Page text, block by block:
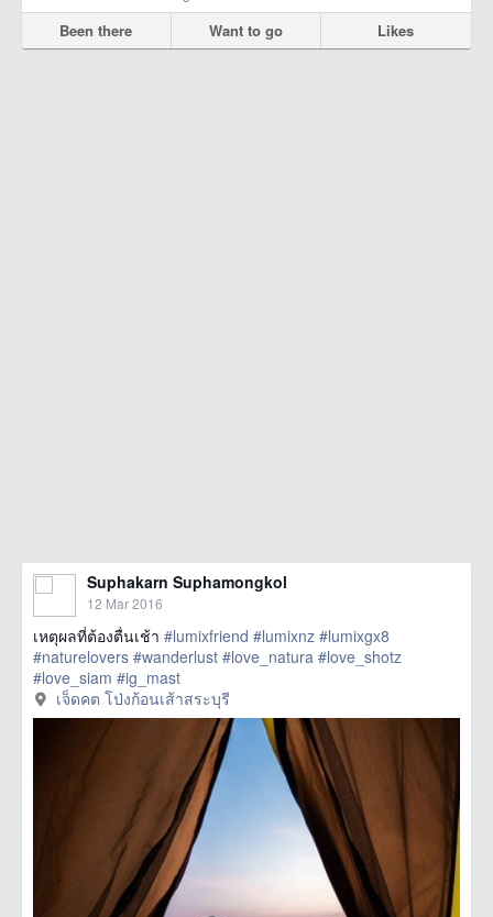
Been there Want to go Likes
Suphakarn Suphamongkol
12 Mar 2016
เหตุผลที่ต้องตื่นเช้า #lumixfriend #lumixnz #lumixgx8
#naturelovers #wanderlust #love_natura #love_shotz
#love_siam #ig_mast
href=https://m.thetrippacker.com/en/image/เจ็ดคตโป่งก้อนเส้า
สระบุรี/192151> more
เจ็ดคต โป่งก้อนเส้าสระบุรี